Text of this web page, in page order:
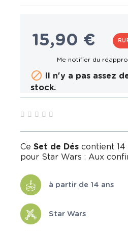
15,90 €
 Il n'y a pas assez
stock.
Ce Set de Dés contient 14
pour Star Wars : Aux
à partir de 14 ans
Star Wars